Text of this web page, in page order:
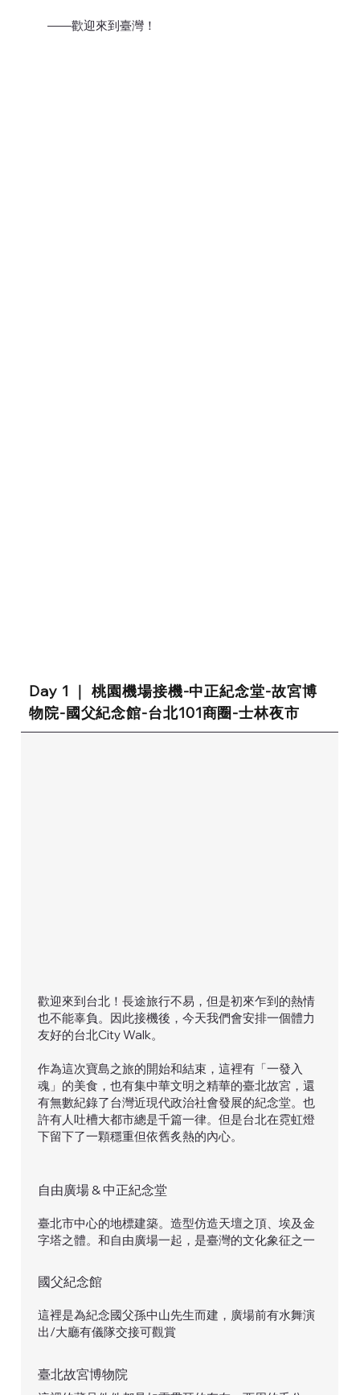
——歡迎來到臺灣！
Day 1 ｜ 桃園機場接機-中正紀念堂-故宮博
物院-國父紀念館-台北101商圈-士林夜市
歡迎來到台北！長途旅行不易，但是初來乍到的熱情
也不能辜負。因此接機後，今天我們會安排一個體力
友好的台北City Walk。
作為這次寶島之旅的開始和結束，這裡有「一發入
魂」的美食，也有集中華文明之精華的臺北故宮，還
有無數紀錄了台灣近現代政治社會發展的紀念堂。也
許有人吐槽大都市總是千篇一律。但是台北在霓虹燈
下留下了一顆穩重但依舊炙熱的內心。
臺北市中心的地標建築。造型仿造天壇之頂、埃及金
字塔之體。和自由廣場一起，是臺灣的文化象征之一
自由廣場 & 中正紀念堂
這裡是為紀念國父孫中山先生而建，廣場前有水舞演
出/大廳有儀隊交接可觀賞
國父紀念館
臺北故宮博物院